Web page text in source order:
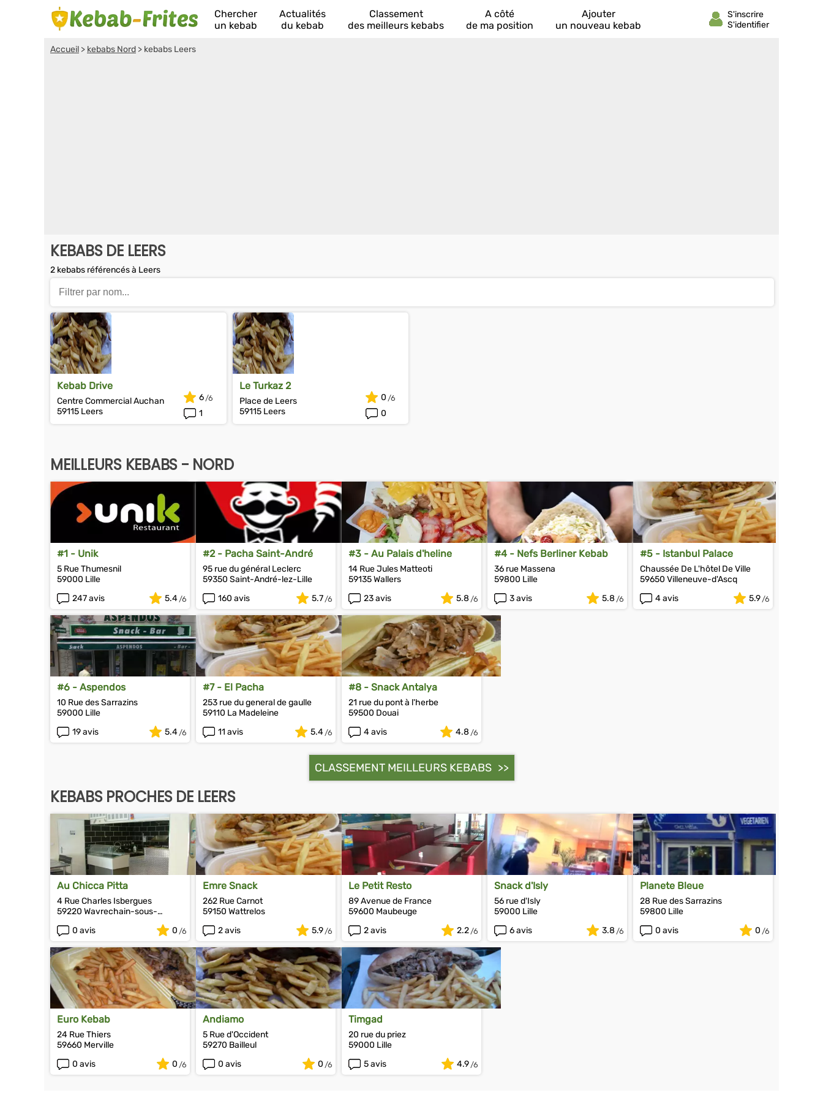
Chercher
un kebab
Actualités
du kebab
Classement
des meilleurs kebabs
A côté
de ma position
Ajouter
un nouveau kebab
Accueil > kebabs Nord > kebabs Leers
KEBABS DE LEERS
2 kebabs référencés à Leers
Kebab Drive
Centre Commercial Auchan
59115 Leers
1
6
Le Turkaz 2
Place de Leers
59115 Leers
0
0
MEILLEURS KEBABS - NORD
#1 - Unik
5 Rue Thumesnil
59000 Lille
247 avis
5.4
#2 - Pacha Saint-André
95 rue du général Leclerc
59350 Saint-André-lez-Lille
160 avis
5.7
#3 - Au Palais d'heline
14 Rue Jules Matteoti
59135 Wallers
23 avis
5.8
#4 - Nefs Berliner Kebab
36 rue Massena
59800 Lille
3 avis
5.8
#5 - Istanbul Palace
Chaussée De L'hôtel De Ville
59650 Villeneuve-d'Ascq
4 avis
5.9
#6 - Aspendos
10 Rue des Sarrazins
59000 Lille
19 avis
5.4
#7 - El Pacha
253 rue du general de gaulle
59110 La Madeleine
11 avis
5.4
#8 - Snack Antalya
21 rue du pont à l'herbe
59500 Douai
4 avis
4.8
CLASSEMENT MEILLEURS KEBABS
KEBABS PROCHES DE LEERS
Au Chicca Pitta
4 Rue Charles Isbergues
59220 Wavrechain-sous-
0 avis 0
Emre Snack
262 Rue Carnot
59150 Wattrelos
2 avis
5.9
Le Petit Resto
89 Avenue de France
59600 Maubeuge
2 avis
2.2
Snack d'Isly
56 rue d'Isly
59000 Lille
6 avis
3.8
Planete Bleue
28 Rue des Sarrazins
59800 Lille
0 avis
0
Euro Kebab
24 Rue Thiers
59660 Merville
0 avis
0
Andiamo
5 Rue d'Occident
59270 Bailleul
0 avis
0
Timgad
20 rue du priez
59000 Lille
5 avis
4.9